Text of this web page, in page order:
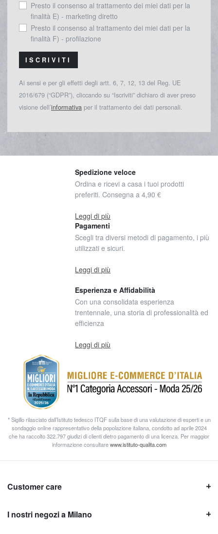
Presto il consenso al trattamento dei miei dati per la
finalità E) - marketing diretto
Presto il consenso al trattamento dei miei dati per la
finalità F) - profilazione
ISCRIVITI
Ai sensi e per gli effetti degli artt. 6, 7, 12, 13 del Reg. UE
2016/679 (“GDPR”), cliccando su “Iscriviti” dichiaro di aver preso
visione dell’informativa per il trattamento dei dati personali.
Spedizione veloce
Ordina e ricevi a casa i tuoi prodotti
preferiti. Consegna a 4,90 €
Leggi di più
Pagamenti
Scegli tra diversi metodi di pagamento, i più
utilizzati e sicuri.
Leggi di più
Esperienza e Affidabilità
Con una consolidata esperienza
trentennale, una storia di professionalità ed
efficienza
Leggi di più
* Sigillo rilasciato dall’Istituto tedesco ITQF sulla base di una valutazione di esperti e un
sondaggio online rappresentativo della popolazione italiana, condotto ad aprile 2024
che ha raccolto 322.797 giudizi di clienti dietro pagamento di una licenza. Per maggior
informazione consultarewww.istituto-qualita.com
Customer care
I nostri negozi a Milano